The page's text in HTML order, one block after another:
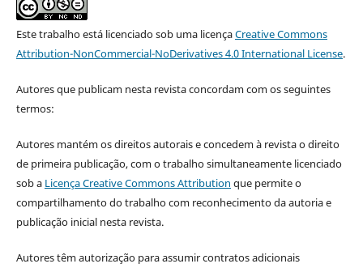
Este trabalho está licenciado sob uma licençaCreative Commons
Attribution-NonCommercial-NoDerivatives 4.0 International License.
Autores que publicam nesta revista concordam com os seguintes
termos:
Autores mantém os direitos autorais e concedem à revista o direito
de primeira publicação, com o trabalho simultaneamente licenciado
sob a Licença Creative Commons Attribution que permite o
compartilhamento do trabalho com reconhecimento da autoria e
publicação inicial nesta revista.
Autores têm autorização para assumir contratos adicionais